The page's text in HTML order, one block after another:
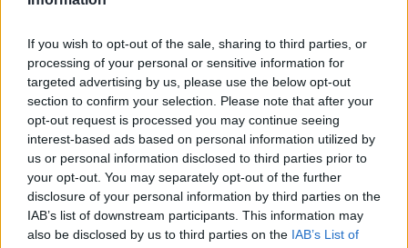
If you wish to opt-out of the sale, sharing to third parties, or
processing of your personal or sensitive information for
targeted advertising by us, please use the below opt-out
section to confirm your selection. Please note that after your
opt-out request is processed you may continue seeing
interest-based ads based on personal information utilized by
us or personal information disclosed to third parties prior to
your opt-out. You may separately opt-out of the further
disclosure of your personal information by third parties on the
IAB’s list of downstream participants. This information may
also be disclosed by us to third parties on the IAB’s List of
segno del Sagittario nell’ultimo weekend del mese potrebbe
conoscere ed entrarci in amicizia. Buone aspettative per gli ultimi
due giorni del mese, quando la Luna nel segno dell’Acquario sará
in buon aspetto con vari pianeti.
SCORPIONE
Marte, il tuo pianeta governatore si troverà nel tuo segno tutto il
mese, ti fortifica. Giove, il pianeta della grande fortuna é sempre in
ottimo aspetto, cosa vorresti di piú?! Aggiungiamo anche Venere,
che fino a metá mese sará in ottima connessione con il tuo segno.
A livello lavorativo, ottobre è il mese, quando riuscirai a fare passi
avanti nella tua carriera. Nei primi giorni del mese ci potrebbero